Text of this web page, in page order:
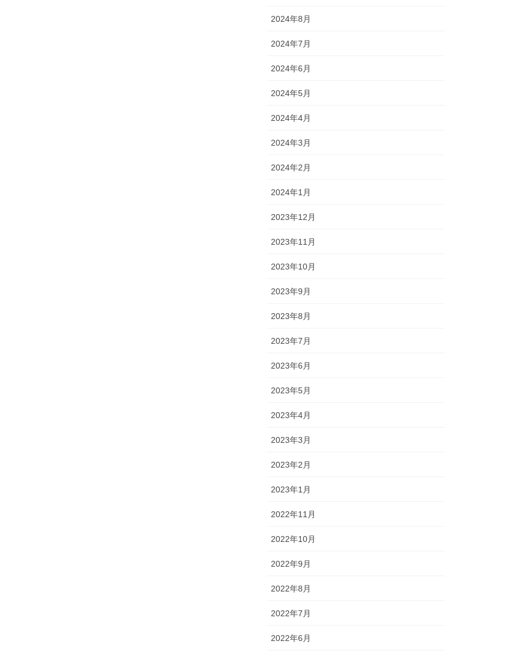
2024年8月
2024年7月
2024年6月
2024年5月
2024年4月
2024年3月
2024年2月
2024年1月
2023年12月
2023年11月
2023年10月
2023年9月
2023年8月
2023年7月
2023年6月
2023年5月
2023年4月
2023年3月
2023年2月
2023年1月
2022年11月
2022年10月
2022年9月
2022年8月
2022年7月
2022年6月